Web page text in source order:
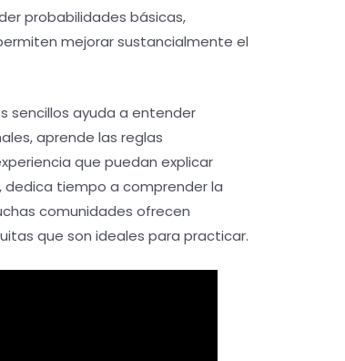
probabilidades básicas,
mejorar sustancialmente el
sencillos ayuda a entender
aprende las reglas
que puedan explicar
dedica tiempo a comprender la
comunidades ofrecen
que son ideales para practicar.